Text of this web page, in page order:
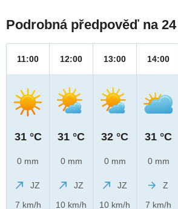
Podrobná předpověď na
11:00
31 °C
0 mm
JZ
7 km/h
12:00
31 °C
0 mm
JZ
10 km/h
13:00
32 °C
0 mm
JZ
10 km/h
14:00
31 °C
0 mm
Z
7 km/h